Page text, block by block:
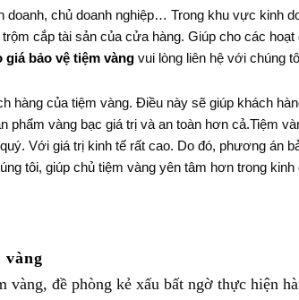
chủ doanh nghiệp… Trong khu vực kinh
cắp tài sản của cửa hàng. Giúp cho các hoạt
giá bảo vệ tiệm vàng vui lòng liên hệ với chúng
hàng của tiệm vàng. Điều này sẽ giúp khách
phẩm vàng bạc giá trị và an toàn hơn cả.Tiệm
Với giá trị kinh tế rất cao. Do đó, phương án
tôi, giúp chủ tiệm vàng yên tâm hơn trong kinh
vàng
đề phòng kẻ xấu bất ngờ thực hiện